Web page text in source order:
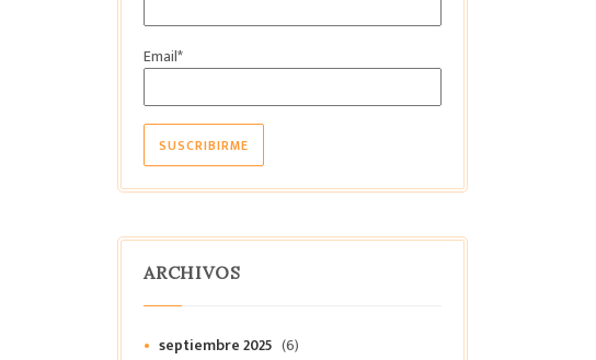
Email*
ARCHIVOS
septiembre 2025 (6)